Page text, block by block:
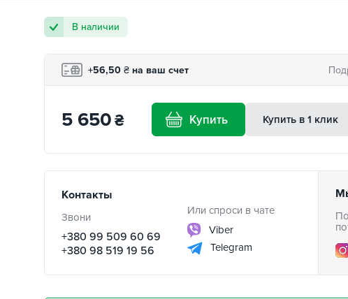
В наличии
+56,50 ₴ на ваш счет
5 650₴ Купить Купить в 1 клик
Контакты
Звони
+380 99 509 60 69
+380 98 519 19 56
Или спроси в чате
Viber
Telegram